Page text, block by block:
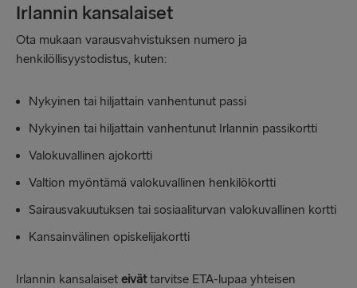
Irlannin kansalaiset
Ota mukaan varausvahvistuksen numero ja
henkilöllisyystodistus, kuten:
Nykyinen tai hiljattain vanhentunut passi
Nykyinen tai hiljattain vanhentunut Irlannin passikortti
Valokuvallinen ajokortti
Valtion myöntämä valokuvallinen henkilökortti
Sairausvakuutuksen tai sosiaaliturvan valokuvallinen kortti
Kansainvälinen opiskelijakortti
Irlannin kansalaiset eivättarvitse ETA-lupaa yhteisen